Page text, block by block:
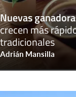
Nuevas
crecen más
tradicionales
Adrián Mansilla